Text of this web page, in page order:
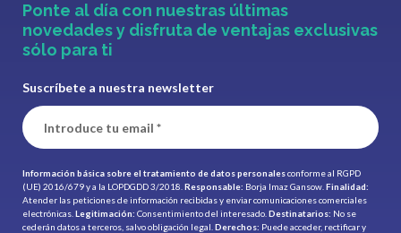
Ponte al día con nuestras últimas
novedades y disfruta de ventajas exclusivas
sólo para ti
Suscríbete a nuestra newsletter
Información básica sobre el tratamiento de datos personalesconforme al RGPD
(UE) 2016/679 y a la LOPDGDD 3/2018. Responsable: Borja Imaz Gansow. Finalidad:
Atender las peticiones de información recibidas y enviar comunicaciones comerciales
electrónicas. Legitimación: Consentimiento del interesado. Destinatarios: No se
cederán datos a terceros, salvo obligación legal. Derechos: Puede acceder, rectificar y